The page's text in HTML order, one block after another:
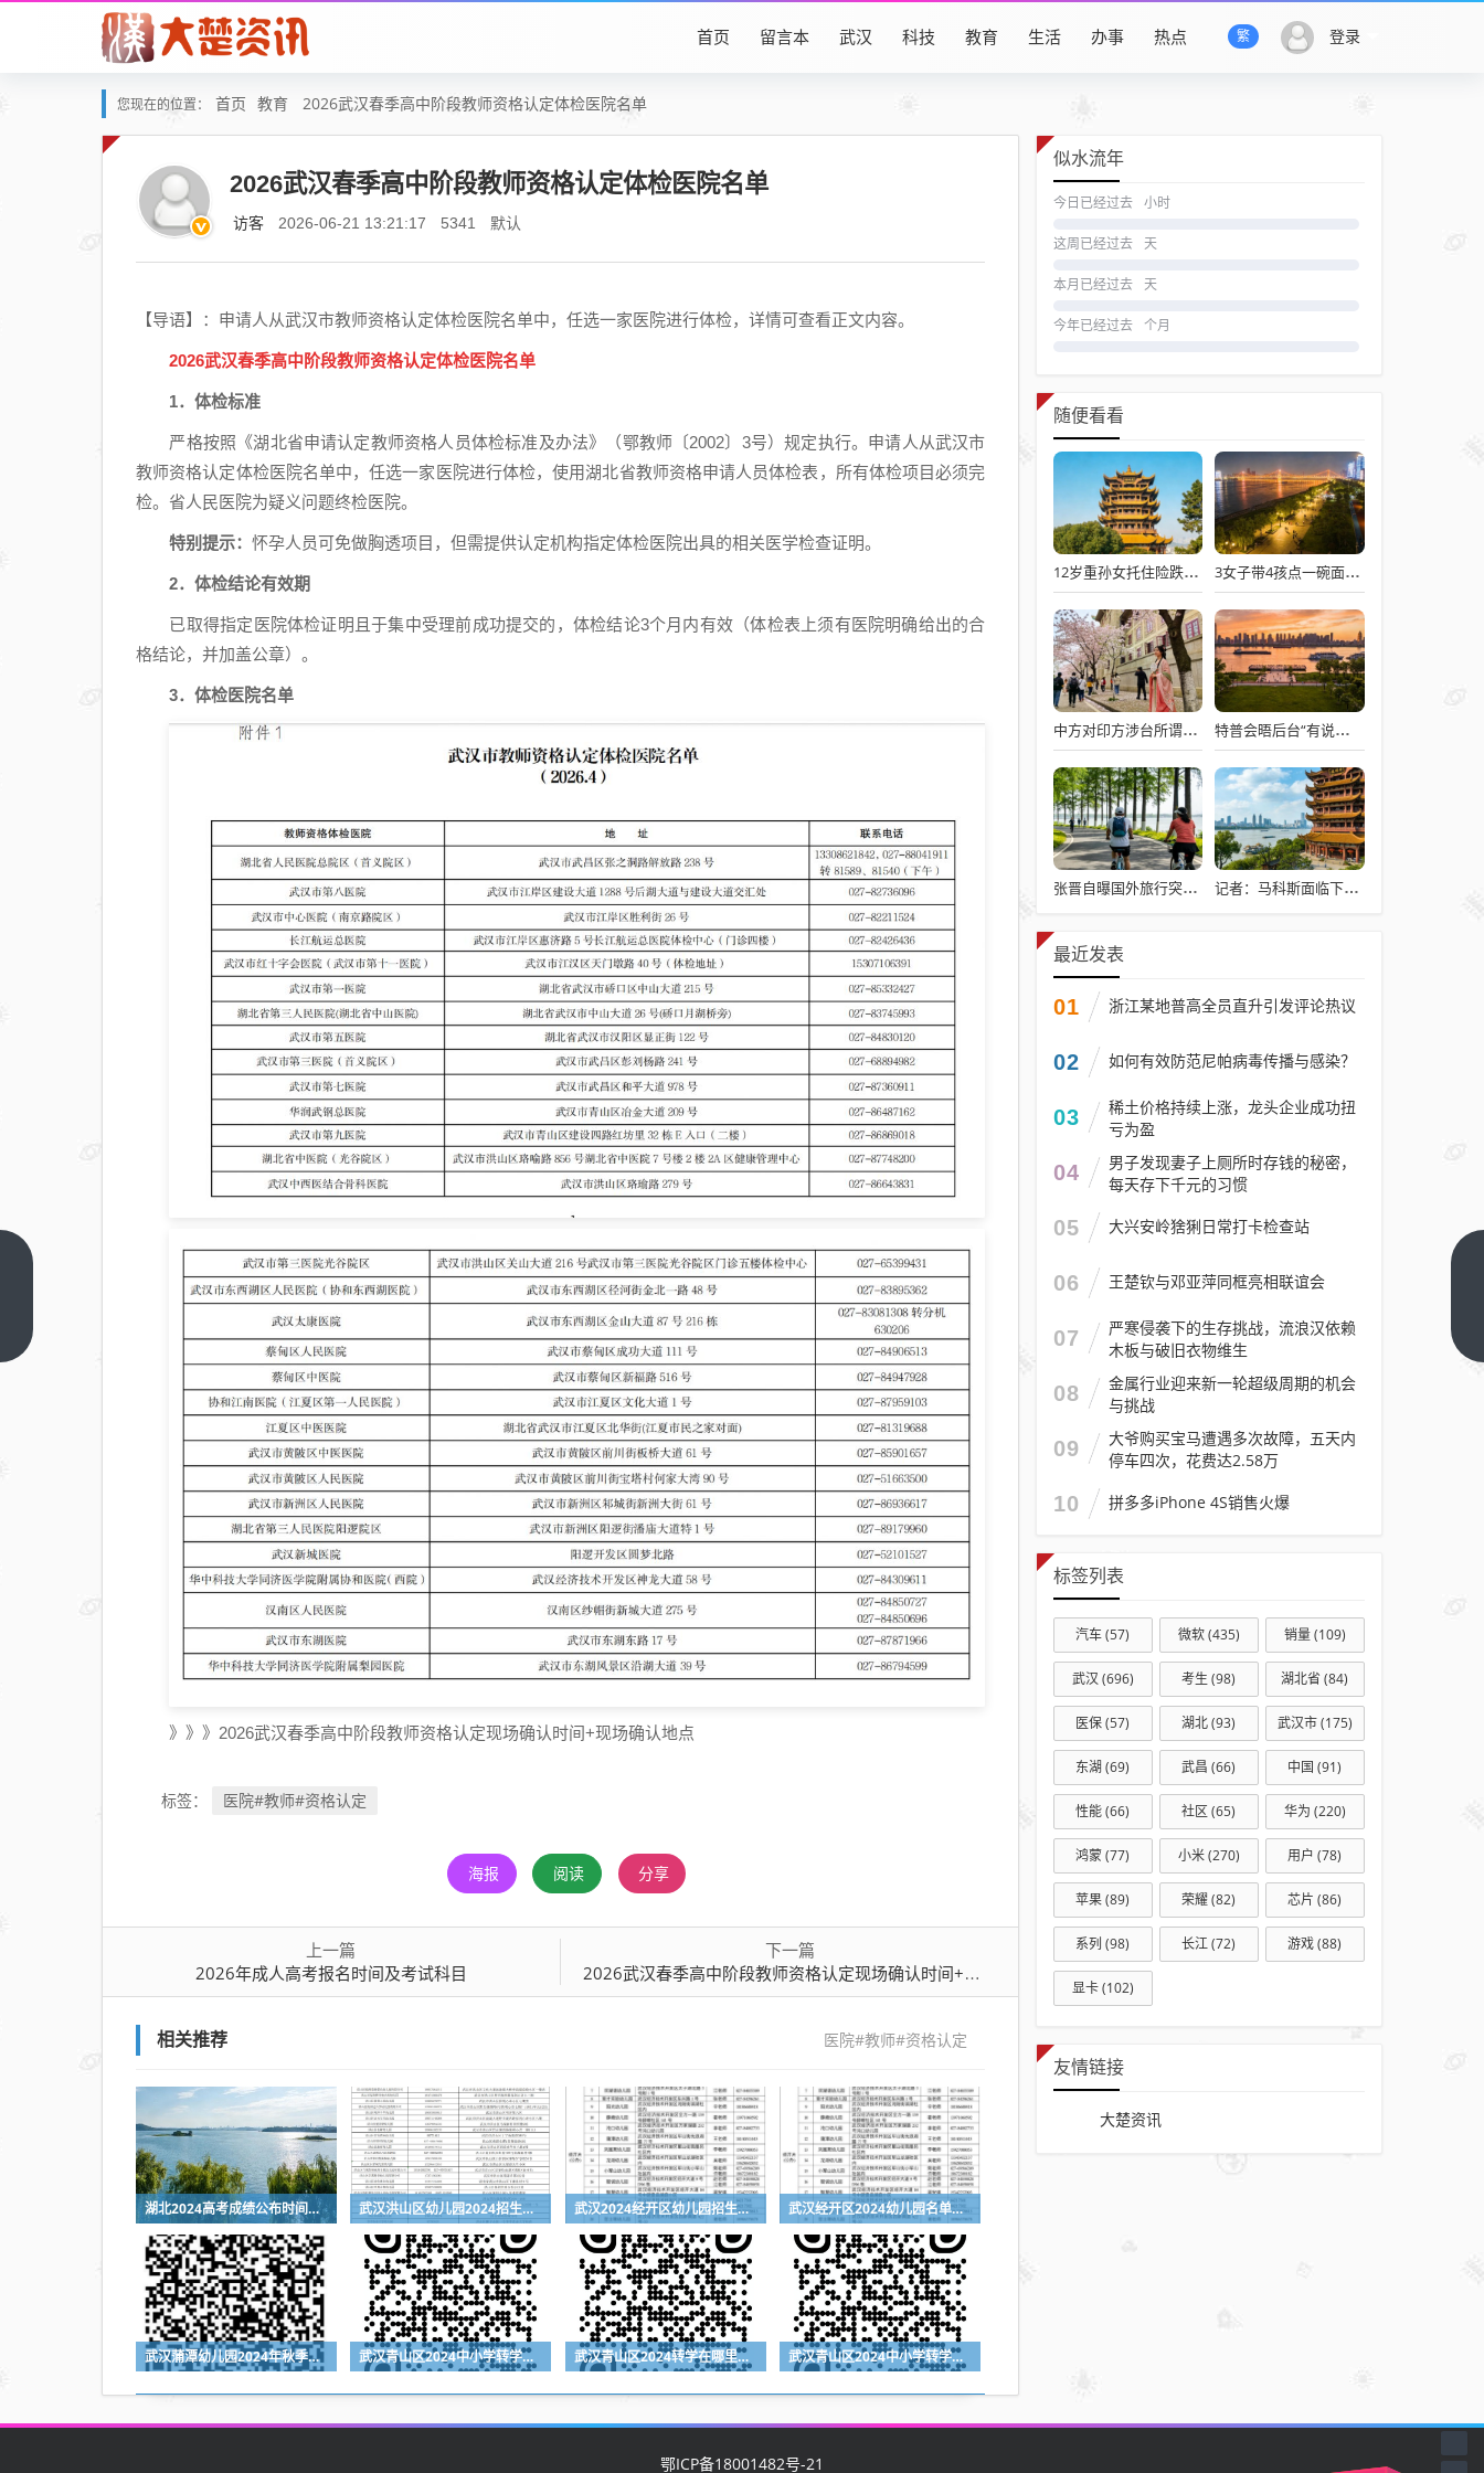
登录
繁
首页 留言本 武汉 科技 教育 生活 办事 热点
您现在的位置： 首页 教育 2026武汉春季高中阶段教师资格认定体检医院名单
2026武汉春季高中阶段教师资格认定体检医院名单
访客 2026-06-21 13:21:17 5341 默认
【导语】：申请人从武汉市教师资格认定体检医院名单中，任选一家医院进行体检，详情可查看正文内容。
2026武汉春季高中阶段教师资格认定体检医院名单
1．体检标准
严格按照《湖北省申请认定教师资格人员体检标准及办法》（鄂教师〔2002〕3号）规定执行。申请人从武汉市
教师资格认定体检医院名单中，任选一家医院进行体检，使用湖北省教师资格申请人员体检表，所有体检项目必须完
检。省人民医院为疑义问题终检医院。
特别提示： 怀孕人员可免做胸透项目，但需提供认定机构指定体检医院出具的相关医学检查证明。
2．体检结论有效期
已取得指定医院体检证明且于集中受理前成功提交的，体检结论3个月内有效（体检表上须有医院明确给出的合
格结论，并加盖公章）。
3．体检医院名单
》》》2026武汉春季高中阶段教师资格认定现场确认时间+现场确认地点
标签： 医院#教师#资格认定
海报 阅读 分享
上一篇
2026年成人高考报名时间及考试科目
下一篇
2026武汉春季高中阶段教师资格认定现场确认时间+现场确认地点
相关推荐 医院#教师#资格认定
湖北2024高考成绩公布时间是什么时候 武汉洪山区幼儿园2024招生入园服务电话一览表 武汉2024经开区幼儿园招生入园指南 武汉经开区2024幼儿园名单及联系方式一览表
武汉蒲潭幼儿园2024年秋季招生公告（附报名时间+报名入口） 武汉青山区2024中小学转学流程（登记入口+时间+材料） 武汉青山区2024转学在哪里登记（登记入口+登记时间+所需材料） 武汉青山区2024中小学转学需要什么材料
似水流年
今日已经过去 小时
这周已经过去 天
本月已经过去 天
今年已经过去 个月
随便看看
12岁重孙女托住险跌倒的92岁太爷爷 3女子带4孩点一碗面多次免费续面
中方对印方涉台所谓“澄清”感到意外 特普会晤后台“有说有笑”愉快交流
张晋自曝国外旅行突发心脏病险丧命 记者：马科斯面临下台危机
最近发表
01 浙江某地普高全员直升引发评论热议
02 如何有效防范尼帕病毒传播与感染？
03
稀土价格持续上涨，龙头企业成功扭
亏为盈
04
男子发现妻子上厕所时存钱的秘密，
每天存下千元的习惯
05 大兴安岭猞猁日常打卡检查站
06 王楚钦与邓亚萍同框亮相联谊会
07
严寒侵袭下的生存挑战，流浪汉依赖
木板与破旧衣物维生
08
金属行业迎来新一轮超级周期的机会
与挑战
09
大爷购买宝马遭遇多次故障，五天内
停车四次，花费达2.58万
10 拼多多iPhone 4S销售火爆
标签列表
汽车(57) 微软(435) 销量(109)
武汉 (696) 考生 (98) 湖北省 (84)
医保(57) 湖北(93) 武汉市(175)
东湖 (69) 武昌 (66) 中国 (91)
性能(66) 社区 (65) 华为 (220)
鸿蒙(77) 小米(270) 用户 (78)
苹果(89) 荣耀(82) 芯片 (86)
系列 (98) 长江(72) 游戏(88)
显卡(102)
友情链接
大楚资讯
鄂ICP备18001482号-21